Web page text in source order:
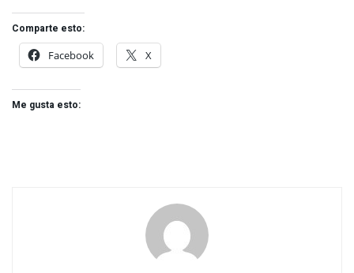
Comparte esto:
Facebook
X
Me gusta esto: